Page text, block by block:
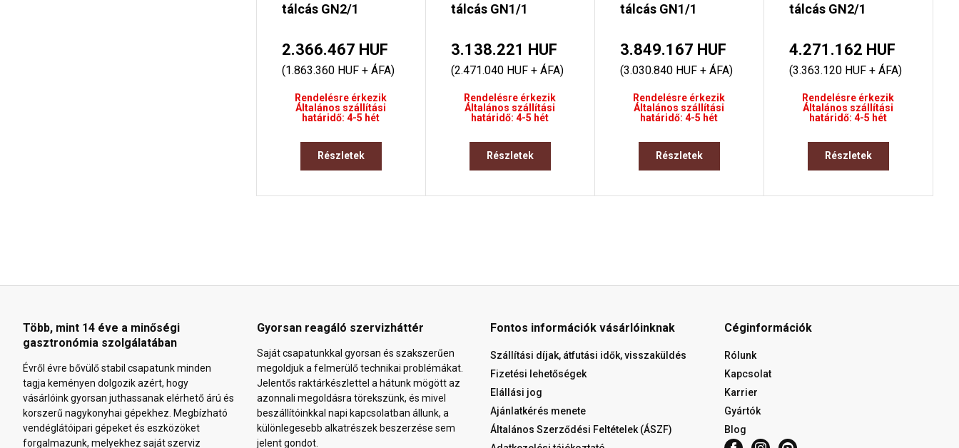
tálcás GN2/1
2.366.467 HUF
(1.863.360 HUF + ÁFA)
Rendelésre érkezik
Általános szállítási
határidő: 4-5 hét
Részletek
tálcás GN1/1
3.138.221 HUF
(2.471.040 HUF + ÁFA)
Rendelésre érkezik
Általános szállítási
határidő: 4-5 hét
Részletek
tálcás GN1/1
3.849.167 HUF
(3.030.840 HUF + ÁFA)
Rendelésre érkezik
Általános szállítási
határidő: 4-5 hét
Részletek
tálcás GN2/1
4.271.162 HUF
(3.363.120 HUF + ÁFA)
Rendelésre érkezik
Általános szállítási
határidő: 4-5 hét
Részletek
Több, mint 14 éve a minőségi
gasztronómia szolgálatában
Évről évre bővülő stabil csapatunk minden
tagja keményen dolgozik azért, hogy
vásárlóink gyorsan juthassanak elérhető árú és
korszerű nagykonyhai gépekhez. Megbízható
vendéglátóipari gépeket és eszközöket
forgalmazunk, melyekhez saját szerviz
Gyorsan reagáló szervizháttér
Saját csapatunkkal gyorsan és szakszerűen
megoldjuk a felmerülő technikai problémákat.
Jelentős raktárkészlettel a hátunk mögött az
azonnali megoldásra törekszünk, és mivel
beszállítóinkkal napi kapcsolatban állunk, a
különlegesebb alkatrészek beszerzése sem
jelent gondot.
Fontos információk vásárlóinknak
Szállítási díjak, átfutási idők, visszaküldés
Fizetési lehetőségek
Elállási jog
Ajánlatkérés menete
Általános Szerződési Feltételek (ÁSZF)
Céginformációk
Rólunk
Kapcsolat
Karrier
Gyártók
Blog